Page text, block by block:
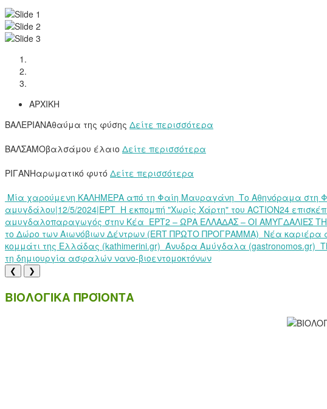
ΑΡΧΙΚΗ
ΒΑΛΕΡΙΑΝΑθαύμα της φύσης Δείτε περισσότερα
ΒΑΛΣΑΜΟβαλσάμου έλαιο Δείτε περισσότερα
ΡΙΓΑΝΗαρωματικό φυτό Δείτε περισσότερα
Μία χαρούμενη ΚΑΛΗΜΕΡΑ από τη Φαίη Μαυραγάνη Το Αθηνόραμα στη
αμυγδάλου|12/5/2024|ΕΡΤ Η εκπομπή "Χωρίς Χάρτη" του ACTION24
αμυγδαλοπαραγωγός στην Κέα ΕΡΤ2 – ΩΡΑ ΕΛΛΑΔΑΣ – ΟΙ ΑΜΥΓΔΑΛΙΕΣ
το Δώρο των Αιωνόβιων Δέντρων (ERT ΠΡΩΤΟ ΠΡΟΓΡΑΜΜΑ) Νέα καριέρα
κομμάτι της Ελλάδας (kathimerini.gr) Άνυδρα Αμύγδαλα (gastronomos.gr)
τη δημιουργία ασφαλών νανο-βιοεντομοκτόνων
❮ ❯
ΒΙΟΛΟΓΙΚΑ ΠΡΟΪΟΝΤΑ